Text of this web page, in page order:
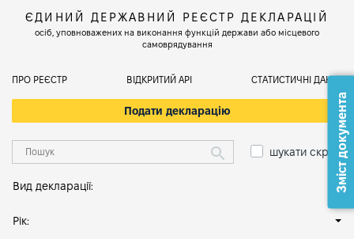
ЄДИНИЙ ДЕРЖАВНИЙ РЕЄСТР ДЕКЛАРАЦІЙ
осіб, уповноважених на виконання функцій держави або місцевого
самоврядування
ПРО РЕЄСТР ВІДКРИТИЙ АРІ СТАТИСТИЧНІ ДАНІ
Подати декларацію
шукати скрізь
Вид декларації:
Рік:
Зміст документа